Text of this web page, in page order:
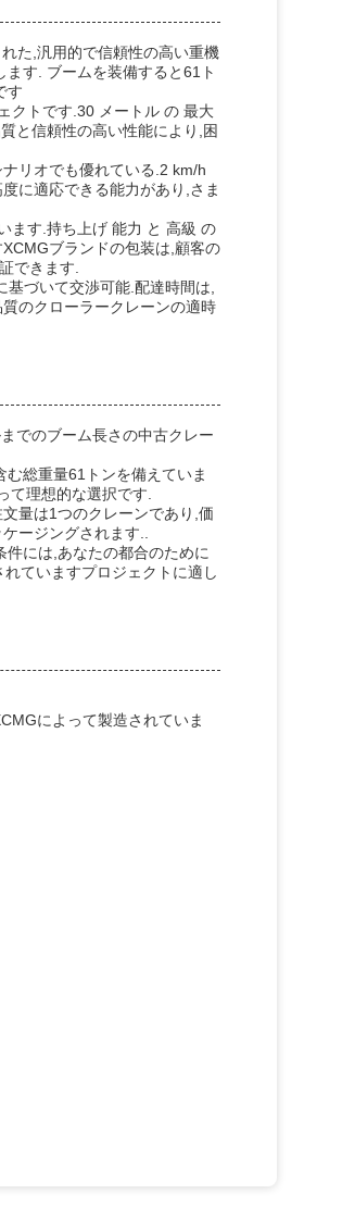
た,汎用的で信頼性の高い重機
す. ブームを装備すると61ト
す
クトです.30 メートル の 最大
と信頼性の高い性能により,困
リオでも優れている.2 km/h
に適応できる能力があり,さま
ます.持ち上げ 能力 と 高級 の
ブランドの包装は,顧客の
できます.
づいて交渉可能.配達時間は,
のクローラークレーンの適時
でのブーム長さの中古クレー
総重量61トンを備えていま
て理想的な選択です.
量は1つのクレーンであり,価
ージングされます..
には,あなたの都合のために
ていますプロジェクトに適し
によって製造されていま